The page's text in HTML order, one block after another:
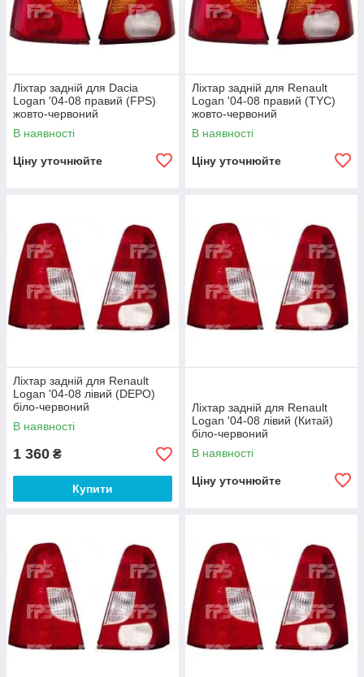
Ліхтар задній для Dacia
Logan '04-08 правий (FPS)
жовто-червоний
В наявності
Ціну уточнюйте
Ліхтар задній для Renault
Logan '04-08 правий (TYC)
жовто-червоний
В наявності
Ціну уточнюйте
Ліхтар задній для Renault
Logan '04-08 лівий (DEPO)
біло-червоний
В наявності
1 360 ₴
Купити
Ліхтар задній для Renault
Logan '04-08 лівий (Китай)
біло-червоний
В наявності
Ціну уточнюйте